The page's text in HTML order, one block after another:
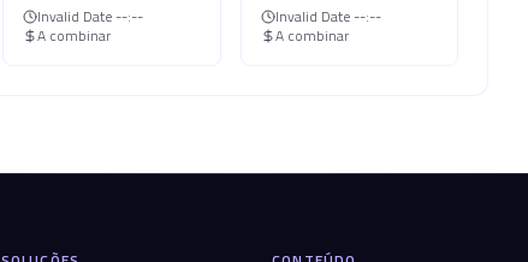
Invalid Date --:--
A combinar
Invalid Date --:--
A combinar